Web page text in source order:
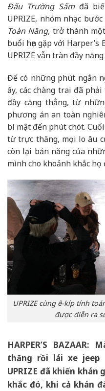
Đấu Trường Sấmđã
UPRIZE, nhóm nhạc
Toàn Năng, trở thành
buổi hẹn gặp với Harper’s
UPRIZE vẫn tràn đầy
Để có những phút ngắn
ấy, các chàng trai đã
đầy căng thẳng, từ
phương án an toàn
bí mật đến phút chót.
từ trực thăng, mọi lo âu
còn lại bản năng của
mình cho khoảnh khắc
UPRIZE cùng ê-kíp tính
được diễn ra
HARPER’S BAZAAR:
thăng rồi lái xe jeep
UPRIZE đã khiến khán
khắc đó, khi cả khán